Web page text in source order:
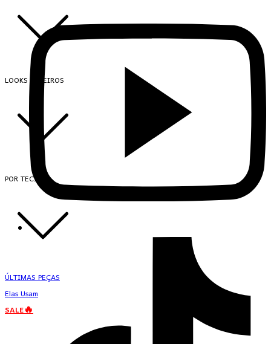
LOOKS INTEIROS
POR TECIDO
ÚLTIMAS PEÇAS
Elas Usam
SALE🔥